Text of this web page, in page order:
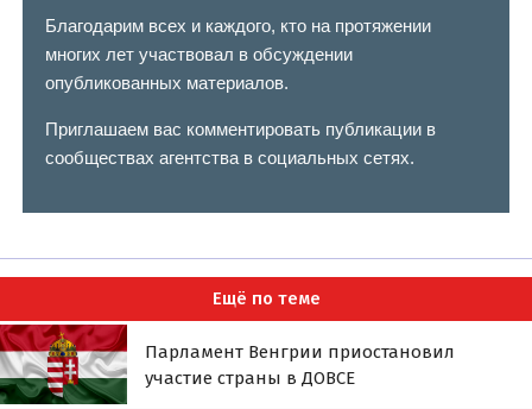
Благодарим всех и каждого, кто на протяжении
многих лет участвовал в обсуждении
опубликованных материалов.
Приглашаем вас комментировать публикации в
сообществах агентства в социальных сетях.
Ещё по теме
Парламент Венгрии приостановил
участие страны в ДОВСЕ